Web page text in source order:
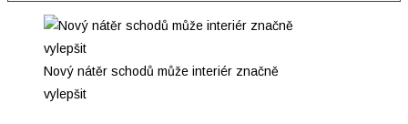
Nový nátěr schodů může interiér značně
vylepšit